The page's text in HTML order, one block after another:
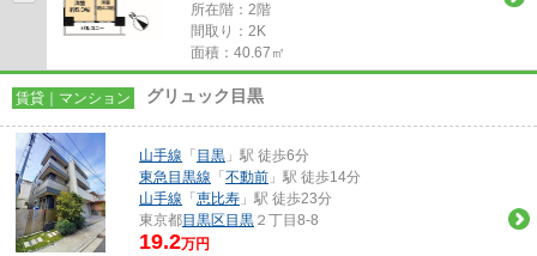
所在階：2階
間取り：2K
面積：40.67㎡
賃貸｜マンション グリュック目黒
山手線 「 目黒 」駅 徒歩6分
東急目黒線 「 不動前 」駅 徒歩14分
山手線 「 恵比寿 」駅 徒歩23分
東京都目黒区 目黒 ２丁目8-8
19.2万円